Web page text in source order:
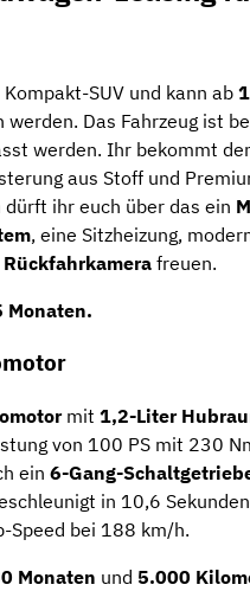
SUV und kann ab
werden. Das Fahrzeug ist
werden. Ihr bekommt
aus Stoff und
ihr euch über das ein
, eine Sitzheizung,
Rückfahrkamera freuen.
Monaten.
mit 1,2-Liter
von 100 PS mit 230
ein 6-Gang-
in 10,6
Speed bei 188 km/h.
Monaten und 5.000